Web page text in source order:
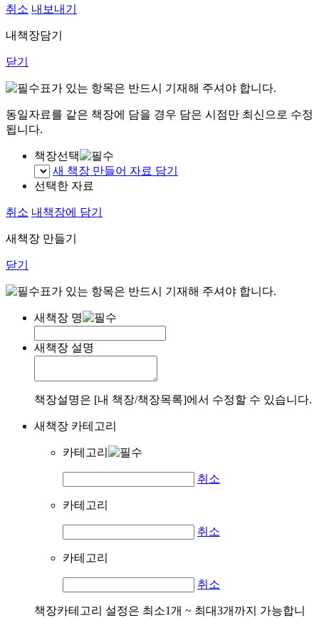
취소 내보내기
내책장담기
닫기
표가 있는 항목은 반드시 기재해 주셔야 합니다.
동일자료를 같은 책장에 담을 경우 담은 시점만 최신으로 수정
됩니다.
책장선택
새 책장 만들어 자료 담기
선택한 자료
취소 내책장에 담기
새책장 만들기
닫기
표가 있는 항목은 반드시 기재해 주셔야 합니다.
새책장 명
새책장 설명
책장설명은 [내 책장/책장목록]에서 수정할 수 있습니다.
새책장 카테고리
카테고리
취소
카테고리
취소
카테고리
취소
책장카테고리 설정은 최소1개 ~ 최대3개까지 가능합니